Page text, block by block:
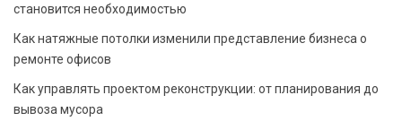
становится необходимостью
Как натяжные потолки изменили представление бизнеса о
ремонте офисов
Как управлять проектом реконструкции: от планирования до
вывоза мусора